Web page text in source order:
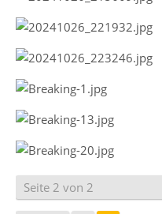
Seite 2 von 2